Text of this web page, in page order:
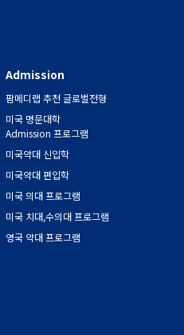
Admission
팜메디랩 추천 글로벌전형
미국 명문대학
Admission 프로그램
미국약대 신입학
미국약대 편입학
미국 의대 프로그램
미국 치대,수의대 프로그램
영국 약대 프로그램